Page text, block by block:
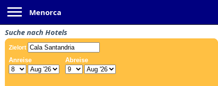
Menorca
Suche nach Hotels